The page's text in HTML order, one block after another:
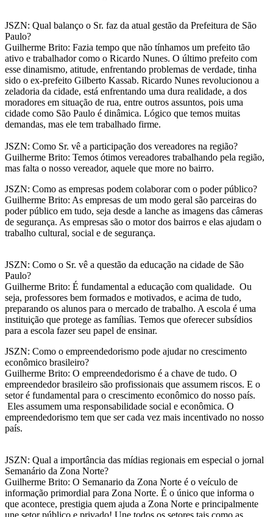
JSZN: Qual balanço o Sr. faz da atual gestão da Prefeitura de São
Paulo?
Guilherme Brito: Fazia tempo que não tínhamos um prefeito tão
ativo e trabalhador como o Ricardo Nunes. O último prefeito com
esse dinamismo, atitude, enfrentando problemas de verdade, tinha
sido o ex-prefeito Gilberto Kassab. Ricardo Nunes revolucionou a
zeladoria da cidade, está enfrentando uma dura realidade, a dos
moradores em situação de rua, entre outros assuntos, pois uma
cidade como São Paulo é dinâmica. Lógico que temos muitas
demandas, mas ele tem trabalhado firme.
JSZN: Como Sr. vê a participação dos vereadores na região?
Guilherme Brito: Temos ótimos vereadores trabalhando pela região,
mas falta o nosso vereador, aquele que more no bairro.
JSZN: Como as empresas podem colaborar com o poder público?
Guilherme Brito: As empresas de um modo geral são parceiras do
poder público em tudo, seja desde a lanche as imagens das câmeras
de segurança. As empresas são o motor dos bairros e elas ajudam o
trabalho cultural, social e de segurança.
JSZN: Como o Sr. vê a questão da educação na cidade de São
Paulo?
Guilherme Brito: É fundamental a educação com qualidade. Ou
seja, professores bem formados e motivados, e acima de tudo,
preparando os alunos para o mercado de trabalho. A escola é uma
instituição que protege as famílias. Temos que oferecer subsídios
para a escola fazer seu papel de ensinar.
JSZN: Como o empreendedorismo pode ajudar no crescimento
econômico brasileiro?
Guilherme Brito: O empreendedorismo é a chave de tudo. O
empreendedor brasileiro são profissionais que assumem riscos. E o
setor é fundamental para o crescimento econômico do nosso país.
Eles assumem uma responsabilidade social e econômica. O
empreendedorismo tem que ser cada vez mais incentivado no nosso
país.
JSZN: Qual a importância das mídias regionais em especial o jornal
Semanário da Zona Norte?
Guilherme Brito: O Semanario da Zona Norte é o veículo de
informação primordial para Zona Norte. É o único que informa o
que acontece, prestigia quem ajuda a Zona Norte e principalmente
une setor público e privado! Une todos os setores tais como as